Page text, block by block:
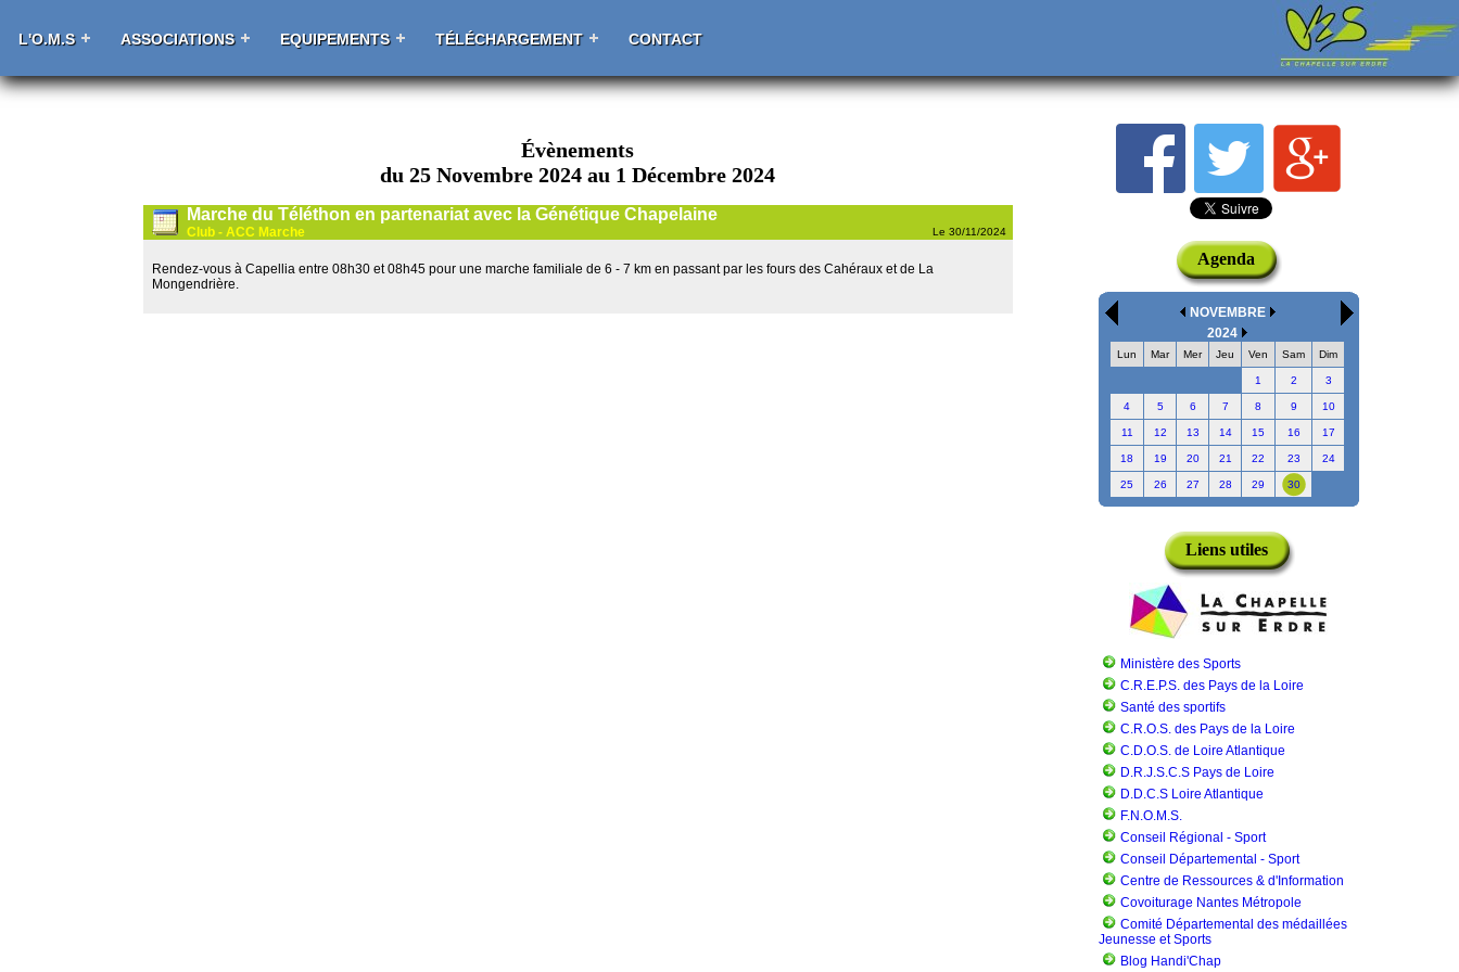
L'O.M.S ASSOCIATIONS EQUIPEMENTS TÉLÉCHARGEMENT CONTACT
Évènements
du 25 Novembre 2024 au 1 Décembre 2024
Marche du Téléthon en partenariat avec la Génétique Chapelaine
Club - ACC Marche Le 30/11/2024
Rendez-vous à Capellia entre 08h30 et 08h45 pour une marche familiale de 6 - 7 km en passant par les fours des Cahéraux et de La
Mongendrière.
Agenda
NOVEMBRE
2024
Lun Mar Mer Jeu Ven Sam Dim
1 2 3
4 5 6 7 8 9 10
11 12 13 14 15 16 17
18 19 20 21 22 23 24
25 26 27 28 29 30
Liens utiles
Ministère des Sports
C.R.E.P.S. des Pays de la Loire
Santé des sportifs
C.R.O.S. des Pays de la Loire
C.D.O.S. de Loire Atlantique
D.R.J.S.C.S Pays de Loire
D.D.C.S Loire Atlantique
F.N.O.M.S.
Conseil Régional - Sport
Conseil Départemental - Sport
Centre de Ressources & d'Information
Covoiturage Nantes Métropole
Comité Départemental des médaillées
Jeunesse et Sports
Blog Handi'Chap